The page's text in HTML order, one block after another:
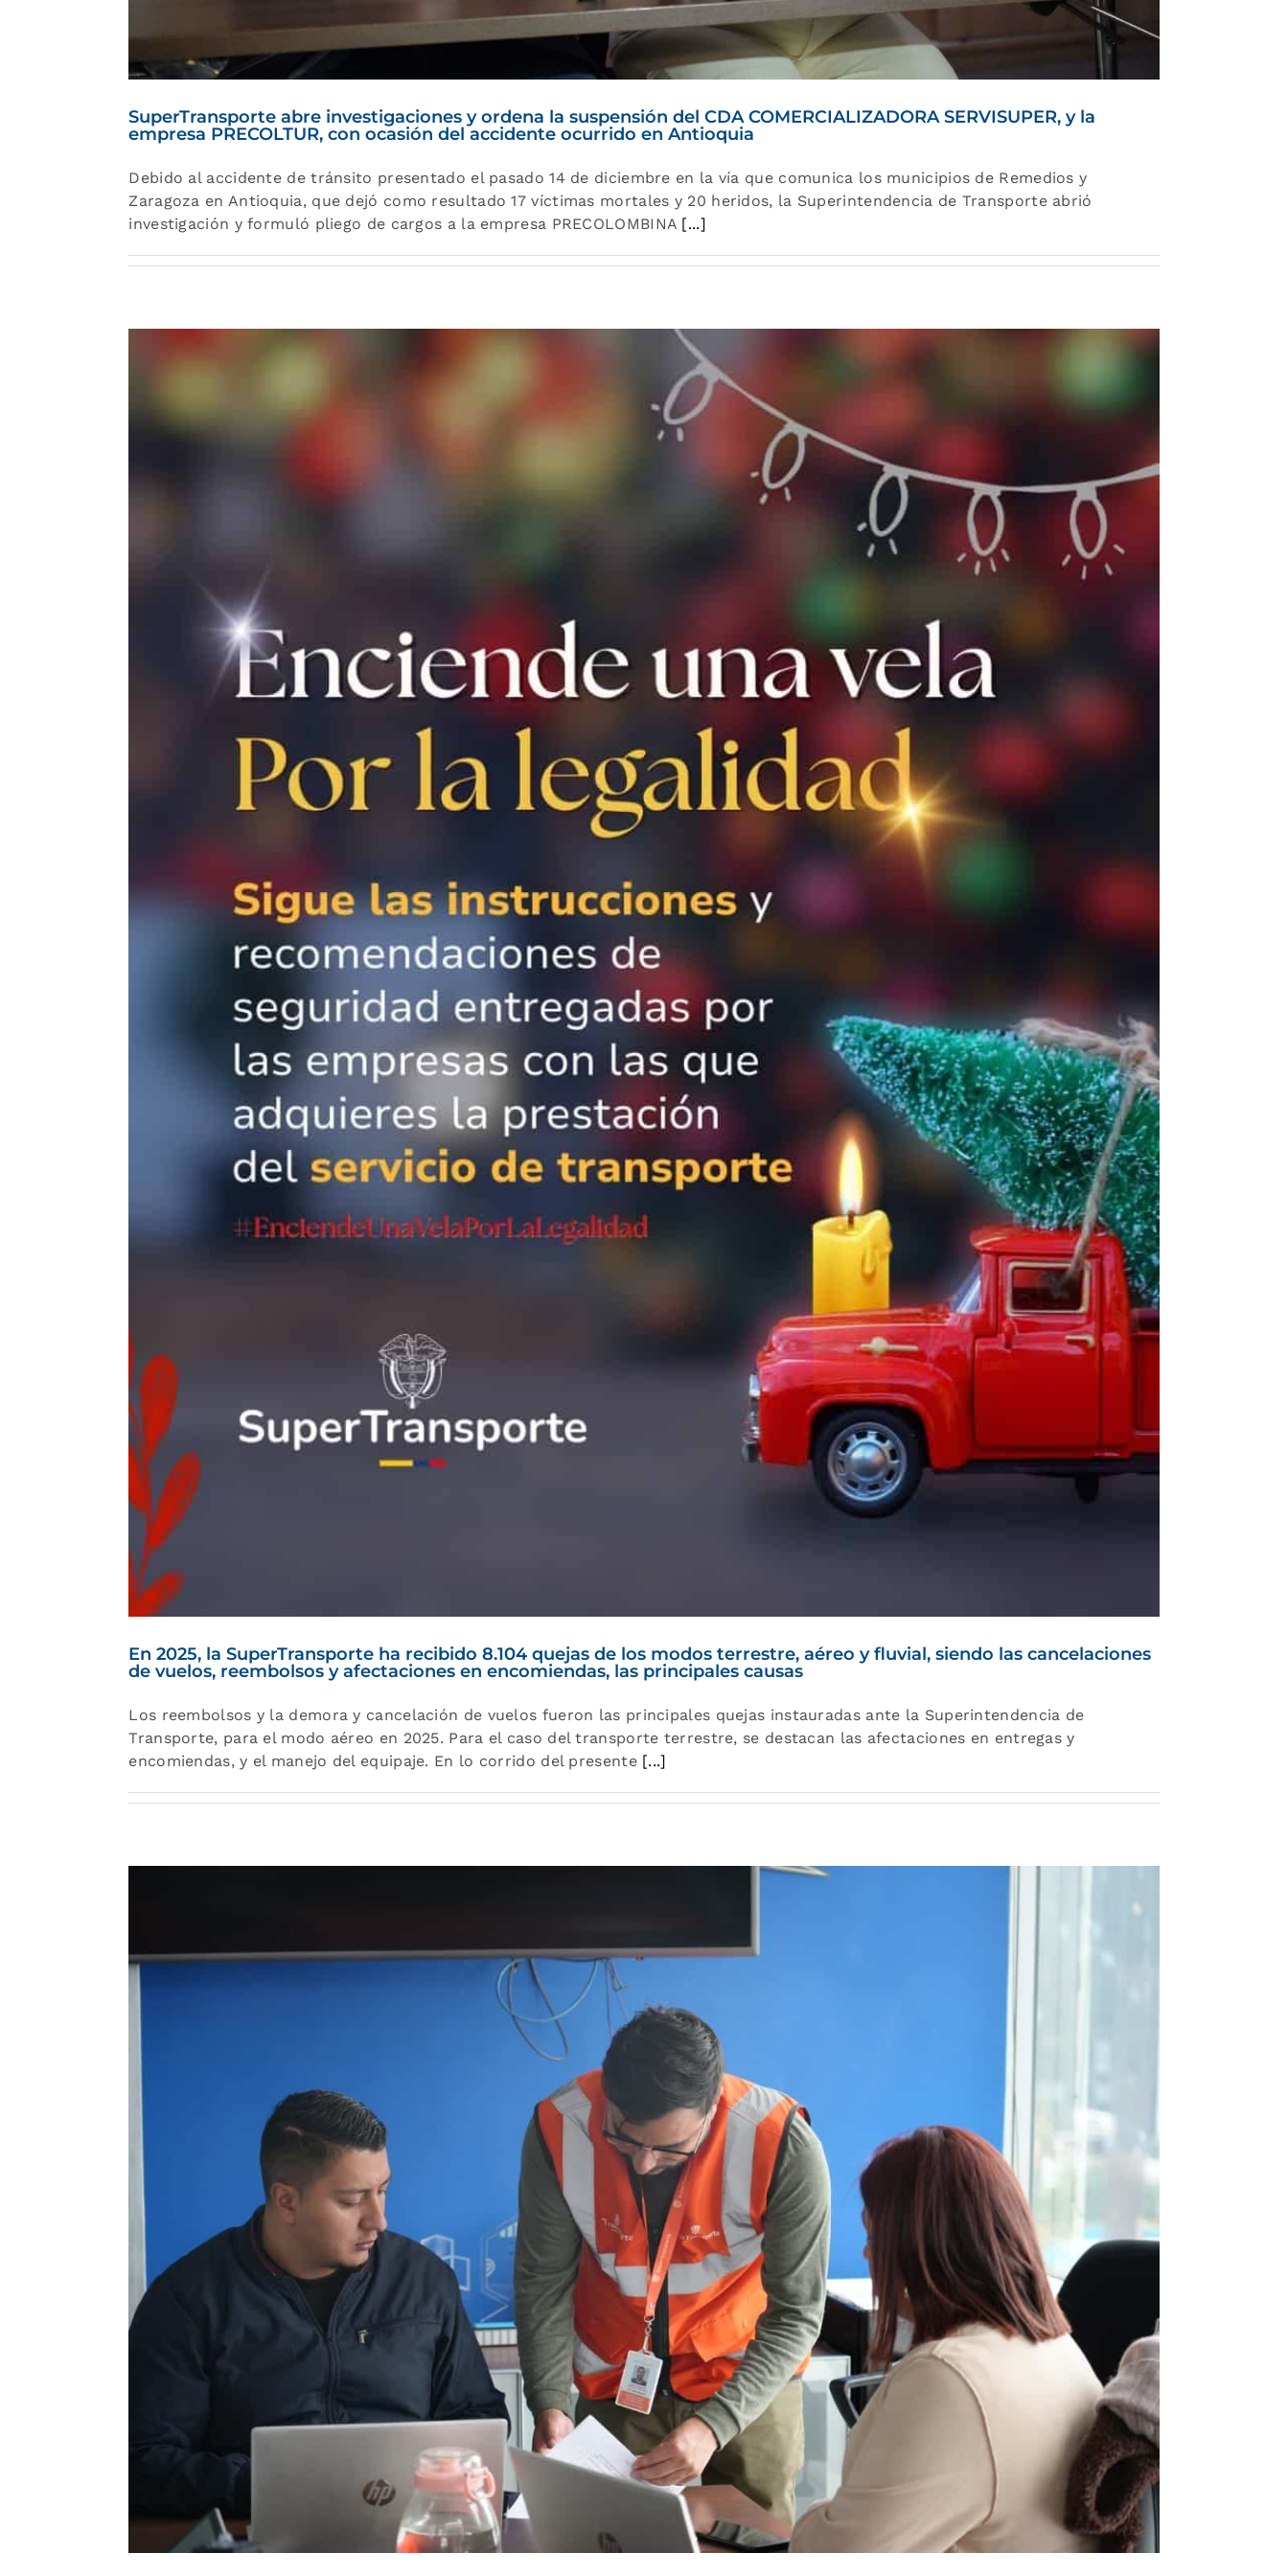
SuperTransporte abre investigaciones y ordena la suspensión del CDA COMERCIALIZADORA SERVISUPER, y la
empresa PRECOLTUR, con ocasión del accidente ocurrido en Antioquia
Debido al accidente de tránsito presentado el pasado 14 de diciembre en la vía que comunica los municipios de Remedios y
Zaragoza en Antioquia, que dejó como resultado 17 víctimas mortales y 20 heridos, la Superintendencia de Transporte abrió
investigación y formuló pliego de cargos a la empresa PRECOLOMBINA [...]
En 2025, la SuperTransporte ha recibido 8.104 quejas de los modos terrestre, aéreo y fluvial, siendo las cancelaciones
de vuelos, reembolsos y afectaciones en encomiendas, las principales causas
Los reembolsos y la demora y cancelación de vuelos fueron las principales quejas instauradas ante la Superintendencia de
Transporte, para el modo aéreo en 2025. Para el caso del transporte terrestre, se destacan las afectaciones en entregas y
encomiendas, y el manejo del equipaje. En lo corrido del presente [...]